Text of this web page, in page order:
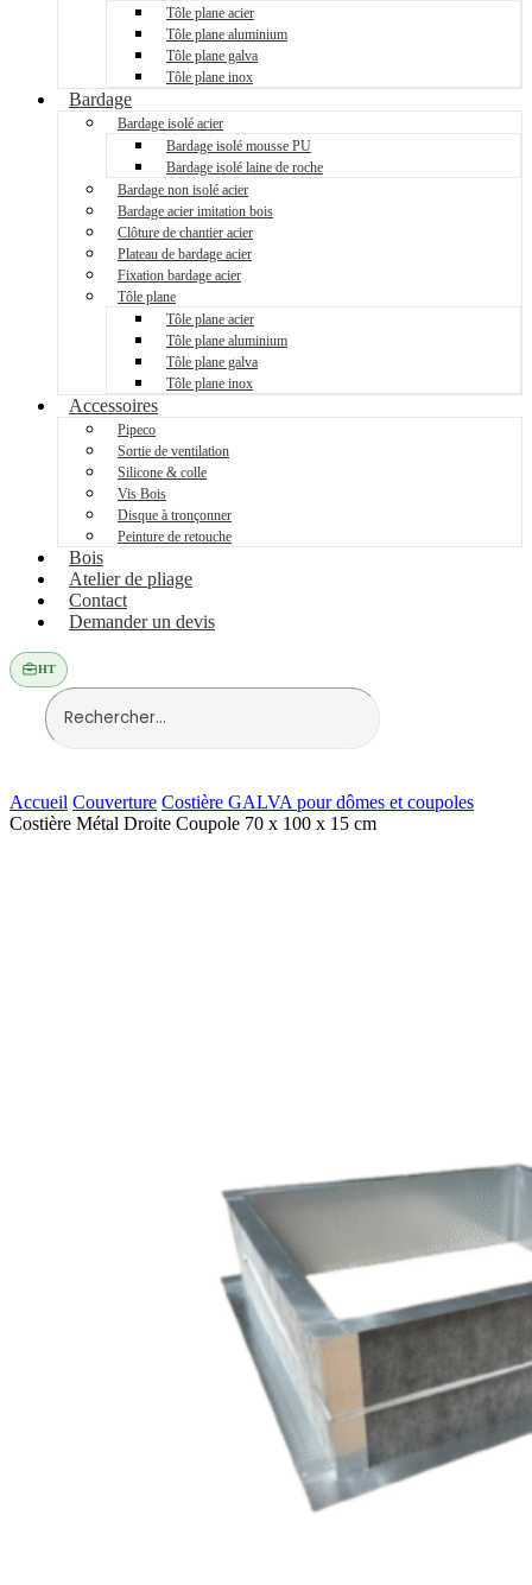
Tôle plane acier
Tôle plane aluminium
Tôle plane galva
Tôle plane inox
Bardage
Bardage isolé acier
Bardage isolé mousse PU
Bardage isolé laine de roche
Bardage non isolé acier
Bardage acier imitation bois
Clôture de chantier acier
Plateau de bardage acier
Fixation bardage acier
Tôle plane
Tôle plane acier
Tôle plane aluminium
Tôle plane galva
Tôle plane inox
Accessoires
Pipeco
Sortie de ventilation
Silicone & colle
Vis Bois
Disque à tronçonner
Peinture de retouche
Bois
Atelier de pliage
Contact
Demander un devis
HT
Accueil Couverture Costière GALVA pour dômes et coupoles
Costière Métal Droite Coupole 70 x 100 x 15 cm